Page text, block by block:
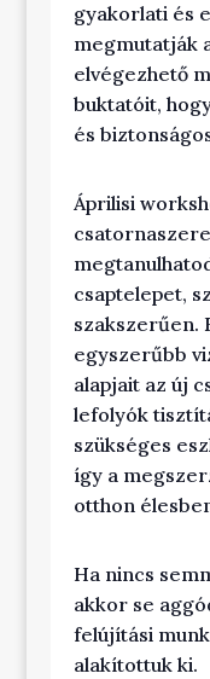
gyakorlati és
megmutatják
elvégezhető
buktatóit,
és
Áprilisi
csaptelepet,
szakszerűen.
egyszerűbb
alapjait az új
lefolyók
szükséges
így a
otthon
Ha nincs
akkor se
felújítási
alakítottuk ki.